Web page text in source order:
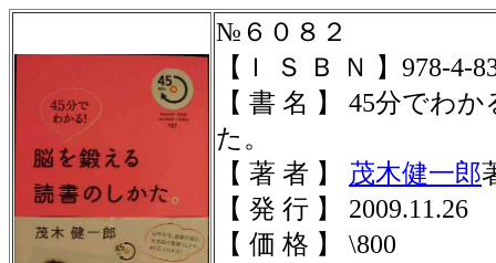
№６０８２
【Ｉ Ｓ Ｂ Ｎ 】978-4-
【 書 名 】 45分でわ
た。
【 著 者 】 茂木健一郎
【 発 行 】 2009.11.26
【 価 格 】 \800